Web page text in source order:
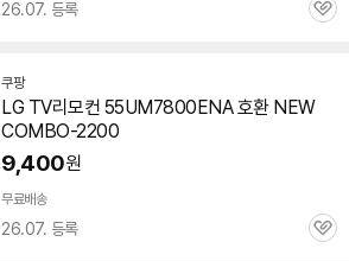
26.07. 등록
관
쿠팡
LG TV리모컨 55UM7800ENA호환 NEW
COMBO-2200
9,400원
무료배송
26.07. 등록
관